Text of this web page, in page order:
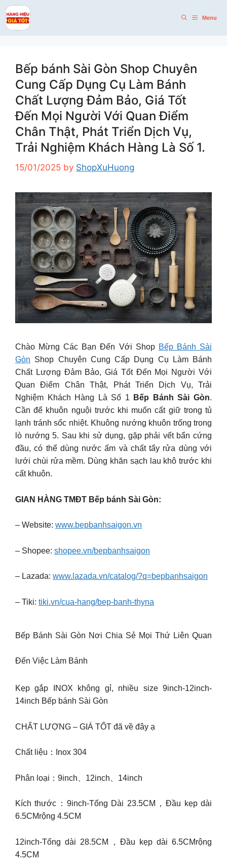
Skip
to
content
Menu
Bếp bánh Sài Gòn Shop Chuyên
Cung Cấp Dụng Cụ Làm Bánh
Chất Lượng Đảm Bảo, Giá Tốt
Đến Mọi Người Với Quan Điểm
Chân Thật, Phát Triển Dịch Vụ,
Trải Nghiệm Khách Hàng Là Số 1.
15/01/2025 by ShopXuHuong
Chào Mừng Các Bạn Đến Với Shop Bếp Bánh Sài
Gòn Shop Chuyên Cung Cấp Dụng Cụ Làm Bánh
Chất Lượng Đảm Bảo, Giá Tốt Đến Mọi Người Với
Quan Điểm Chân Thật, Phát Triển Dịch Vụ, Trải
Nghiệm Khách Hàng Là Số 1
Bếp Bánh Sài Gòn.
Cần để khuôn nguội trước khi muốn cất giữ trong tủ
lạnh tránh sốc nhiệt. Khuông nướng khuôn trống trong
lò nướng 5. Sau khi sử dụng, gặp phải vết bẩn cứng
đầu, có thể dùng nước ấm và chất tẩy rửa dùng với
lưới chùi rửa mềm. Dùng khăn sạch lau khô trước khi
cất khuôn.
GIAN HÀNG TMĐT Bếp bánh Sài Gòn:
– Website: www.bepbanhsaigon.vn
– Shopee: shopee.vn/bepbanhsaigon
– Lazada: www.lazada.vn/catalog/?q=bepbanhsaigon
– Tiki: tiki.vn/cua-hang/bep-banh-thyna
Bếp Bánh Sài Gòn Nơi Chia Sẻ Mọi Thứ Liên Quan
Đến Việc Làm Bánh
Kẹp gắp INOX không gỉ, nhiều size 9inch-12inch-
14inch Bếp bánh Sài Gòn
CHẤT LƯỢNG – GIÁ TỐT đã về đây ạ
Chất liệu：Inox 304
Phân loại：9inch、12inch、14inch
Kích thước：9inch-Tổng Dài 23.5CM，Đầu kẹp dài
6.5CMrộng 4.5CM
12inch-Tổng dài 28.5CM，Đầu kẹp dài 6.5CMrộng
4.5CM